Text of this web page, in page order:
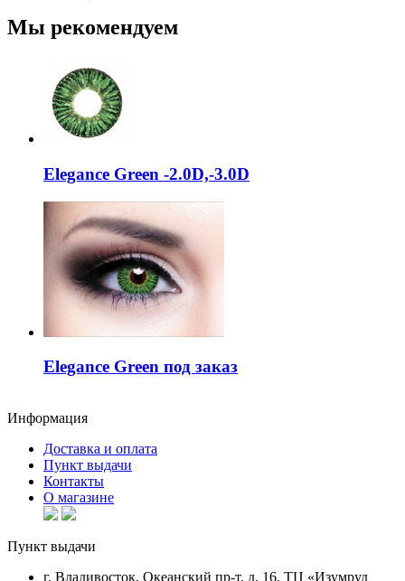
Мы рекомендуем
Elegance Green -2.0D,-3.0D
Elegance Green под заказ
Информация
Доставка и оплата
Пункт выдачи
Контакты
О магазине
Пункт выдачи
г. Владивосток, Океанский пр-т, д. 16, ТЦ «Изумруд